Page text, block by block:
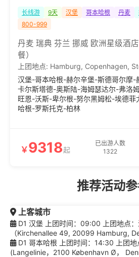
长线游 9天 汉堡 哥本哈根 丹麦
800-999
丹麦 瑞典 芬兰 挪威 欧洲星级酒
餐）
上团地点: Hamburg, Copenhagen,
汉堡-哥本哈根-赫尔辛堡-斯德哥尔摩-
卡尔斯塔德-奥斯陆-海姆瑟达尔-弗洛
旺恩-沃斯-卑尔根-努尔黑姆松-埃德
哈根-罗斯托克-柏林
￥9318起
已出游人数
1322
推荐活动
上客城市
D1 汉堡 上团时间：09:00 上团地点
（Kirchenallee 49, 20099 Hamburg,
D1 哥本哈根 上团时间：14:30 上团地
(Langelinie，2100 København Ø，